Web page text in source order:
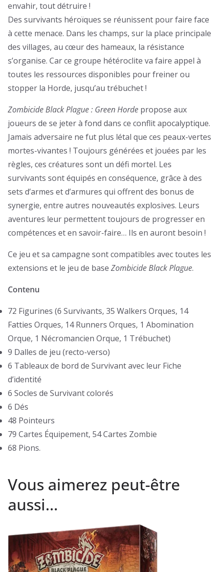
envahir, tout détruire !
Des survivants héroïques se réunissent pour faire face
à cette menace. Dans les champs, sur la place principale
des villages, au cœur des hameaux, la résistance
s’organise. Car ce groupe hétéroclite va faire appel à
toutes les ressources disponibles pour freiner ou
stopper la Horde, jusqu’au trébuchet !
Zombicide Black Plague : Green Horde propose aux
joueurs de se jeter à fond dans ce conflit apocalyptique.
Jamais adversaire ne fut plus létal que ces peaux-vertes
mortes-vivantes ! Toujours générées et jouées par les
règles, ces créatures sont un défi mortel. Les
survivants sont équipés en conséquence, grâce à des
sets d’armes et d’armures qui offrent des bonus de
synergie, entre autres nouveautés explosives. Leurs
aventures leur permettent toujours de progresser en
compétences et en savoir-faire… Ils en auront besoin !
Ce jeu et sa campagne sont compatibles avec toutes les
extensions et le jeu de base Zombicide Black Plague.
Contenu
72 Figurines (6 Survivants, 35 Walkers Orques, 14
Fatties Orques, 14 Runners Orques, 1 Abomination
Orque, 1 Nécromancien Orque, 1 Trébuchet)
9 Dalles de jeu (recto-verso)
6 Tableaux de bord de Survivant avec leur Fiche
d’identité
6 Socles de Survivant colorés
6 Dés
48 Pointeurs
79 Cartes Équipement, 54 Cartes Zombie
68 Pions.
Vous aimerez peut-être
aussi…